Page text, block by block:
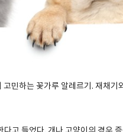
민하는 꽃가루 알레르기. 재채기